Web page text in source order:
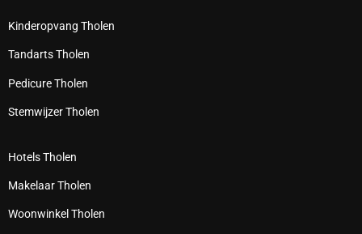
Kinderopvang Tholen
Tandarts Tholen
Pedicure Tholen
Stemwijzer Tholen
Hotels Tholen
Makelaar Tholen
Woonwinkel Tholen